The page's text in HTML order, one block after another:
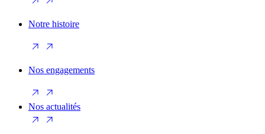
Notre histoire
Nos engagements
Nos actualités